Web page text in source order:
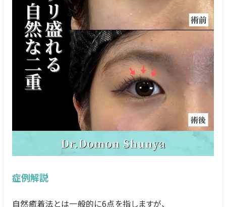
症例解説
自然癒着法とは一般的に6点を指しますが、